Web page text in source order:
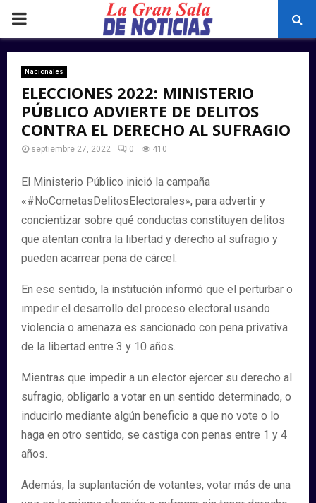
PRIMARY
MENU
Nacionales
ELECCIONES 2022: MINISTERIO
PÚBLICO ADVIERTE DE DELITOS
CONTRA EL DERECHO AL SUFRAGIO
septiembre 27, 2022 0 410
El Ministerio Público inició la campaña
«#NoCometasDelitosElectorales», para advertir y
concientizar sobre qué conductas constituyen delitos
que atentan contra la libertad y derecho al sufragio y
pueden acarrear pena de cárcel.
En ese sentido, la institución informó que el perturbar o
impedir el desarrollo del proceso electoral usando
violencia o amenaza es sancionado con pena privativa
de la libertad entre 3 y 10 años.
Mientras que impedir a un elector ejercer su derecho al
sufragio, obligarlo a votar en un sentido determinado, o
inducirlo mediante algún beneficio a que no vote o lo
haga en otro sentido, se castiga con penas entre 1 y 4
años.
Además, la suplantación de votantes, votar más de una